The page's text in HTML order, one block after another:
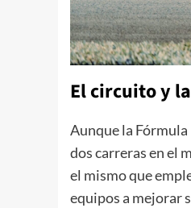
El circuito y
Aunque la Fórmula
dos carreras en el
el mismo que
equipos a mejorar